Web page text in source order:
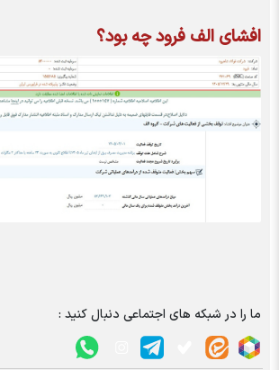
افشای الف فرود چه بود؟
ما را در شبکه های اجتماعی دنبال کنید :